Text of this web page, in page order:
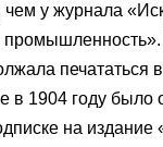
чем у журнала
печататься
в 1904 году было
на издание